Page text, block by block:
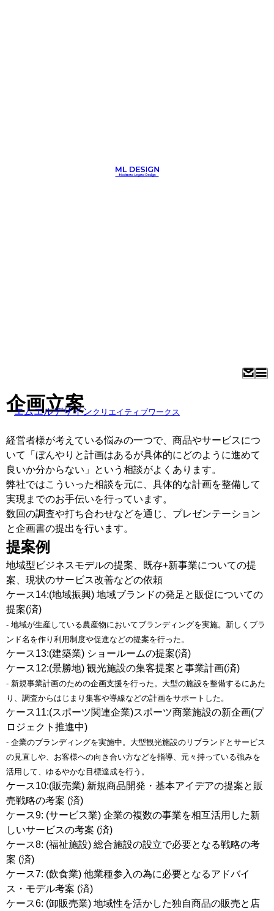
エムエルデザインクリエイティブワークス
企画立案
経営者様が考えている悩みの一つで、商品やサービスにつ
いて「ぼんやりと計画はあるが具体的にどのように進めて
良いか分からない」という相談がよくあります。
弊社ではこういった相談を元に、具体的な計画を整備して
実現までのお手伝いを行っています。
数回の調査や打ち合わせなどを通じ、プレゼンテーション
と企画書の提出を行います。
提案例
地域型ビジネスモデルの提案、既存+新事業についての提
案、現状のサービス改善などの依頼
ケース14:(地域振興) 地域ブランドの発足と販促についての
提案(済)
- 地域が生産している農産物においてブランディングを実施。新しくブラ
ンド名を作り利用制度や促進などの提案を行った。
ケース13:(建築業) ショールームの提案(済)
ケース12:(景勝地) 観光施設の集客提案と事業計画(済)
- 新規事業計画のための企画支援を行った。大型の施設を整備するにあた
り、調査からはじまり集客や導線などの計画をサポートした。
ケース11:(スポーツ関連企業)スポーツ商業施設の新企画(プ
ロジェクト推進中)
- 企業のブランディングを実施中。大型観光施設のリブランドとサービス
の見直しや、お客様への向き合い方などを指導、元々持っている強みを
活用して、ゆるやかな目標達成を行う。
ケース10:(販売業) 新規商品開発・基本アイデアの提案と販
売戦略の考案 (済)
ケース9: (サービス業) 企業の複数の事業を相互活用した新
しいサービスの考案 (済)
ケース8: (福祉施設) 総合施設の設立で必要となる戦略の考
案 (済)
ケース7: (飲食業) 他業種参入の為に必要となるアドバイ
ス・モデル考案 (済)
ケース6: (卸販売業) 地域性を活かした独自商品の販売と店